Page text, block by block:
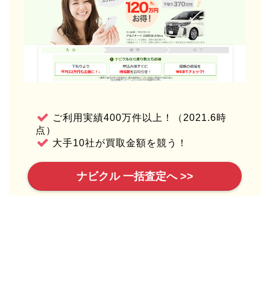
ご利用実績400万件以上！（2021.6時
点）
大手10社が買取金額を競う！
ナビクル 一括査定へ >>